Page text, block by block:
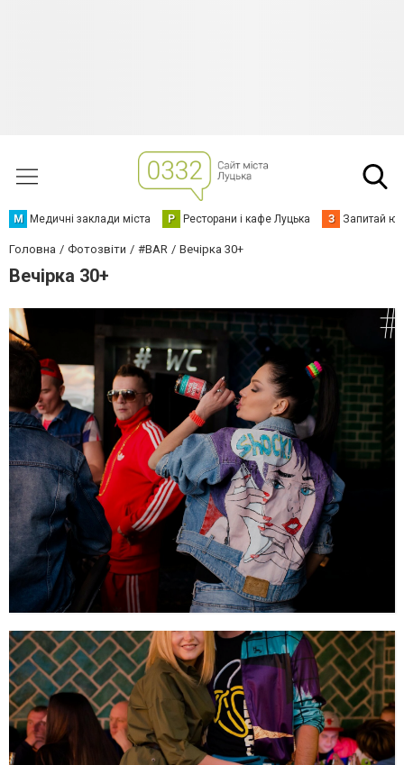
М Медичні заклади міста Р Ресторани і кафе Луцька З Запитай
Головна Фотозвіти #BAR Вечірка 30+
Вечірка 30+